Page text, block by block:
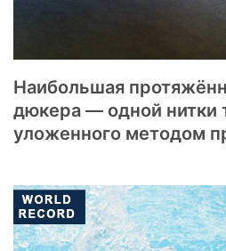
Наибольшая
дюкера — одной нитки
уложенного методом